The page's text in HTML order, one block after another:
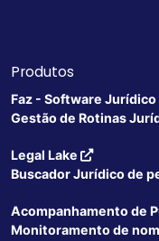
Produtos
Faz - Software Jurídico
Gestão de Rotinas
Legal Lake
Buscador Jurídico de
Acompanhamento de
Monitoramento de